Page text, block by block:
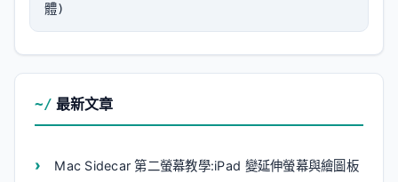
體)
最新文章
Mac Sidecar 第二螢幕教學:iPad 變延伸螢幕與繪圖板